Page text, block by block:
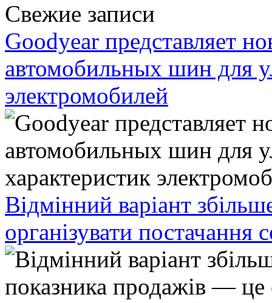
Свежие записи
Goodyear представляет
автомобильных шин для
электромобилей
Відмінний варіант
організувати постачання